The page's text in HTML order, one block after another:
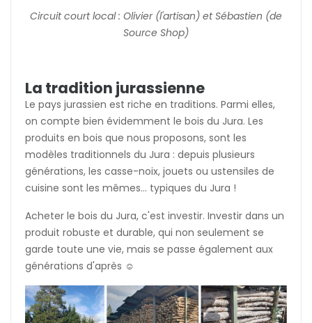
Circuit court local : Olivier (l'artisan) et Sébastien (de
Source Shop)
La tradition jurassienne
Le pays jurassien est riche en traditions. Parmi elles,
on compte bien évidemment le bois du Jura. Les
produits en bois que nous proposons, sont les
modèles traditionnels du Jura : depuis plusieurs
générations, les casse-noix, jouets ou ustensiles de
cuisine sont les mêmes... typiques du Jura !
Acheter le bois du Jura, c'est investir. Investir dans un
produit robuste et durable, qui non seulement se
garde toute une vie, mais se passe également aux
générations d'après ☺️